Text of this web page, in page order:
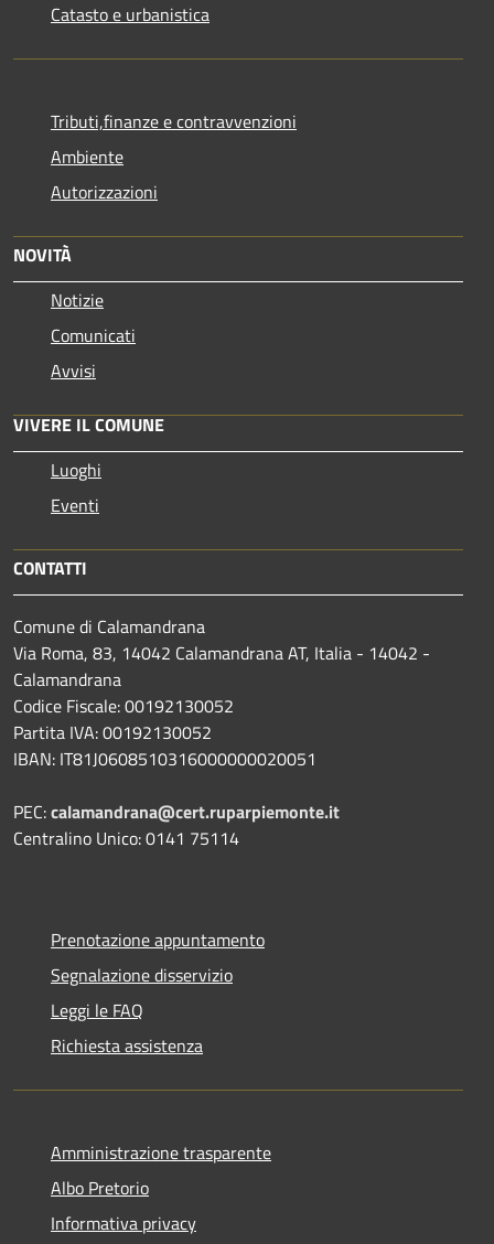
Catasto e urbanistica
Tributi,finanze e contravvenzioni
Ambiente
Autorizzazioni
NOVITÀ
Notizie
Comunicati
Avvisi
VIVERE IL COMUNE
Luoghi
Eventi
CONTATTI
Comune di Calamandrana
Via Roma, 83, 14042 Calamandrana AT, Italia - 14042 -
Calamandrana
Codice Fiscale: 00192130052
Partita IVA: 00192130052
IBAN: IT81J0608510316000000020051
PEC:calamandrana@cert.ruparpiemonte.it
Centralino Unico: 0141 75114
Prenotazione appuntamento
Segnalazione disservizio
Leggi le FAQ
Richiesta assistenza
Amministrazione trasparente
Albo Pretorio
Informativa privacy